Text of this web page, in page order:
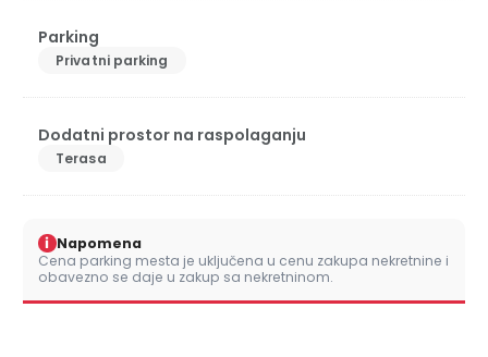
Parking
Privatni parking
Dodatni prostor na raspolaganju
Terasa
i Napomena
Cena parking mesta je uključena u cenu zakupa nekretnine i
obavezno se daje u zakup sa nekretninom.